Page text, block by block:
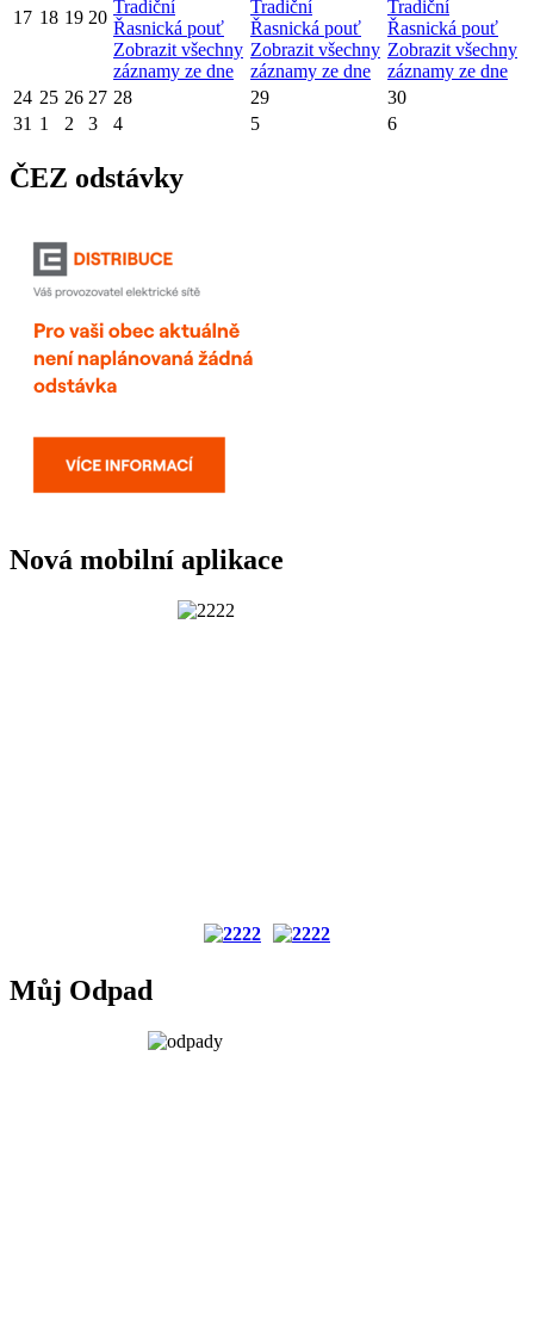
17 18 19 20
Tradiční
Řasnická pouť
Zobrazit všechny
záznamy ze dne
Tradiční
Řasnická pouť
Zobrazit všechny
záznamy ze dne
Tradiční
Řasnická pouť
Zobrazit všechny
záznamy ze dne
24 25 26 27 28 29
30
31 1 2 3 4 5 6
ČEZ odstávky
Nová mobilní aplikace
Můj Odpad